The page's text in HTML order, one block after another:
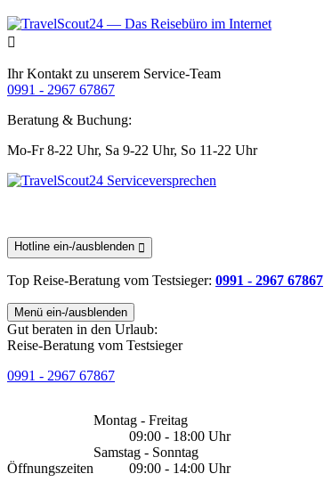
Ihr Kontakt zu unserem Service-Team
0991 - 2967 67867
Beratung & Buchung:
Mo-Fr 8-22 Uhr, Sa 9-22 Uhr, So 11-22 Uhr
Hotline ein-/ausblenden
Top Reise-Beratung vom Testsieger: 0991 - 2967 67867
Menü ein-/ausblenden
Gut beraten in den Urlaub:
Reise-Beratung vom Testsieger
0991 - 2967 67867
Öffnungszeiten
Montag - Freitag
09:00 - 18:00 Uhr
Samstag - Sonntag
09:00 - 14:00 Uhr